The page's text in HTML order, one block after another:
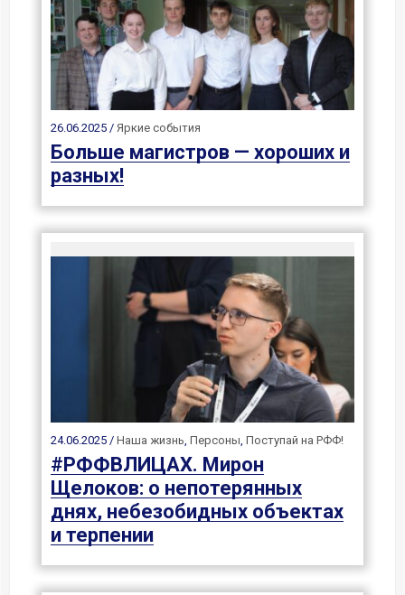
26.06.2025 / Яркие события
Больше магистров — хороших и
разных!
24.06.2025 / Наша жизнь, Персоны, Поступай на РФФ!
#РФФВЛИЦАХ. Мирон
Щелоков: о непотерянных
днях, небезобидных объектах
и терпении